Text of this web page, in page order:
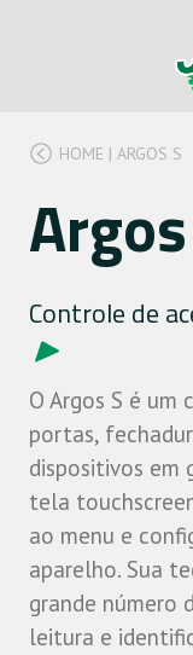
HOME | ARGOS S
Controle de
O Argos S é um
portas,
dispositivos em
tela
ao menu e
aparelho. Sua
grande número
leitura e